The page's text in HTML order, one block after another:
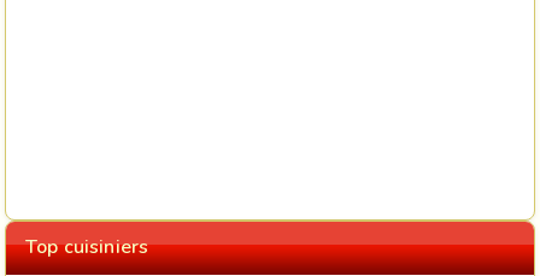
Top cuisiniers